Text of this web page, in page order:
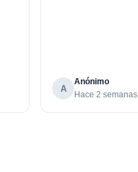
A
Anónimo
Hace 2 semanas